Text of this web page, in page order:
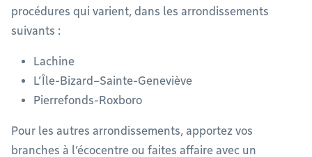
procédures qui varient, dans les arrondissements
suivants :
Lachine
L’Île-Bizard–Sainte-Geneviève
Pierrefonds-Roxboro
Pour les autres arrondissements, apportez vos
branches à l’écocentre ou faites affaire avec un